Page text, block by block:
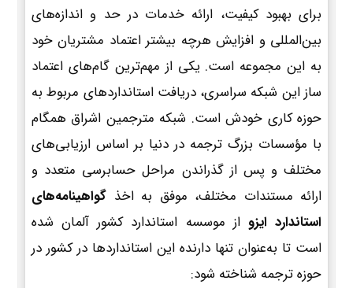
برای بهبود کیفیت، ارائه خدمات در حد و اندازه‌های
بین‌المللی و افزایش هرچه بیشتر اعتماد مشتریان خود
به این مجموعه است. یکی از مهم‌ترین گام‌های اعتماد
ساز این شبکه سراسری، دریافت استانداردهای مربوط به
حوزه کاری خودش است. شبکه مترجمین اشراق همگام
با مؤسسات بزرگ ترجمه در دنیا بر اساس ارزیابی‌های
مختلف و پس از گذراندن مراحل حسابرسی متعدد و
ارائه مستندات مختلف، موفق به اخذ گواهینامه‌های
استاندارد ایزو از موسسه استاندارد کشور آلمان شده
است تا به‌عنوان تنها دارنده این استانداردها در کشور در
حوزه ترجمه شناخته شود: